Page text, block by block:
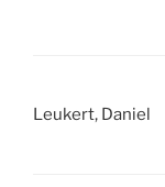
Leukert, Daniel